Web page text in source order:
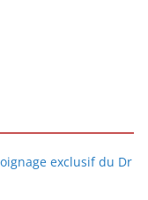
exclusif du Dr